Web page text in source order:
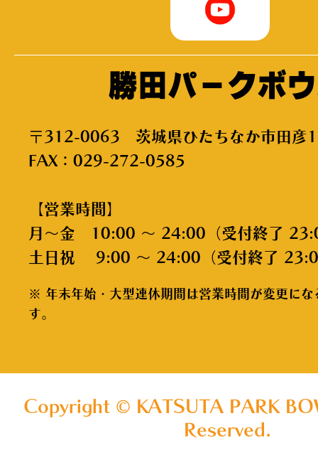
勝田パークボ
〒312-0063 茨城県ひたちなか市田彦
FAX：029-272-0585
【営業時間】
月～金 10:00 ～ 24:00（受付終了
土日祝 9:00 ～ 24:00（受付終了
※ 年末年始・大型連休期間は営業時間が変更にな
す。
Copyright © KATSUTA PARK
Reserved.